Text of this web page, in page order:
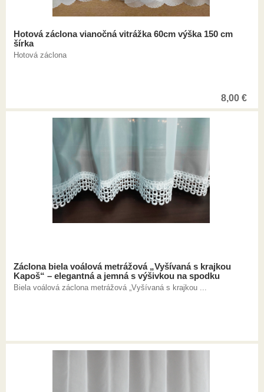
Hotová záclona vianočná vitrážka 60cm výška 150 cm
šírka
Hotová záclona
8,00 €
Záclona biela voálová metrážová „Vyšívaná s krajkou
Kapoš“ – elegantná a jemná s výšivkou na spodku
Biela voálová záclona metrážová „Vyšívaná s krajkou ...